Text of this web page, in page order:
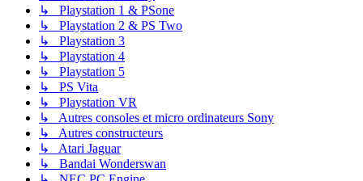
↳ Playstation 1 & PSone
↳ Playstation 2 & PS Two
↳ Playstation 3
↳ Playstation 4
↳ Playstation 5
↳ PS Vita
↳ Playstation VR
↳ Autres consoles et micro ordinateurs Sony
↳ Autres constructeurs
↳ Atari Jaguar
↳ Bandai Wonderswan